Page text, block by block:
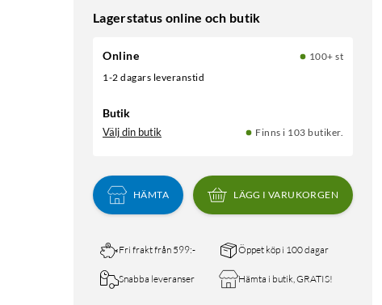
Lagerstatus online och butik
Online
100+ st
1-2 dagars leveranstid
Butik
Välj din butik Finns i 103 butiker.
HÄMTA LÄGG I VARUKORGEN
Fri frakt från 599:- Öppet köp i 100 dagar
Snabba leveranser Hämta i butik, GRATIS!